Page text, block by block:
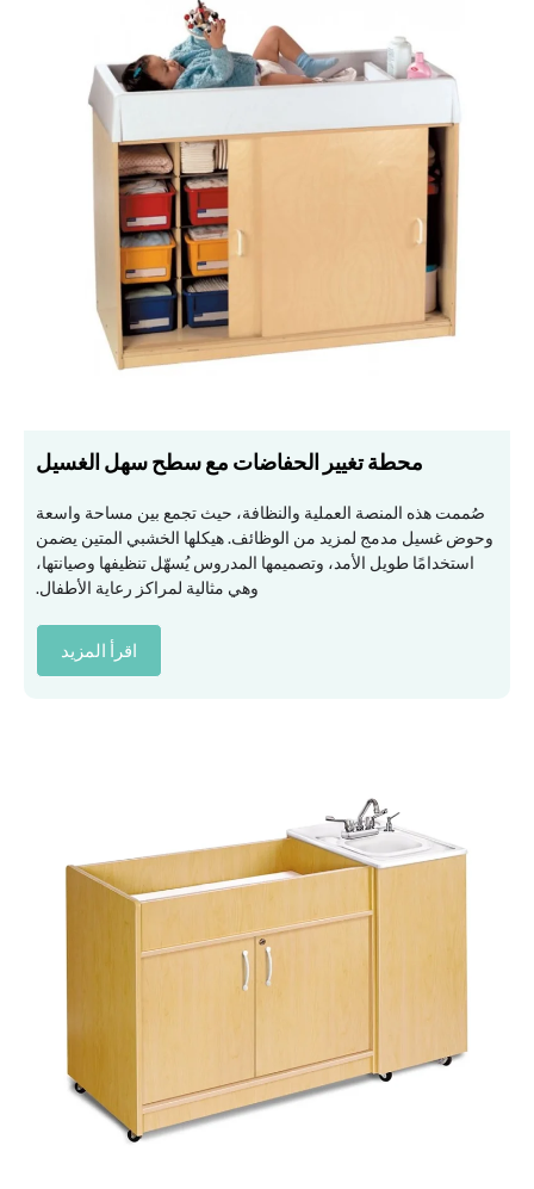
محطة تغيير الحفاضات مع سطح سهل الغسيل
صُممت هذه المنصة العملية والنظافة، حيث تجمع بين مساحة واسعة
وحوض غسيل مدمج لمزيد من الوظائف. هيكلها الخشبي المتين يضمن
استخدامًا طويل الأمد، وتصميمها المدروس يُسهّل تنظيفها وصيانتها،
وهي مثالية لمراكز رعاية الأطفال.
اقرأ المزيد